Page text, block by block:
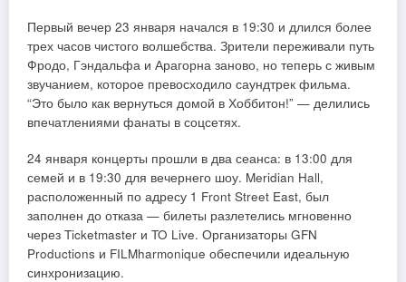
Первый вечер 23 января начался в 19:30 и длился более
трех часов чистого волшебства. Зрители переживали путь
Фродо, Гэндальфа и Арагорна заново, но теперь с живым
звучанием, которое превосходило саундтрек фильма.
“Это было как вернуться домой в Хоббитон!” — делились
впечатлениями фанаты в соцсетях.
24 января концерты прошли в два сеанса: в 13:00 для
семей и в 19:30 для вечернего шоу. Meridian Hall,
расположенный по адресу 1 Front Street East, был
заполнен до отказа — билеты разлетелись мгновенно
через Ticketmaster и TO Live. Организаторы GFN
Productions и FILMharmonique обеспечили идеальную
синхронизацию.​